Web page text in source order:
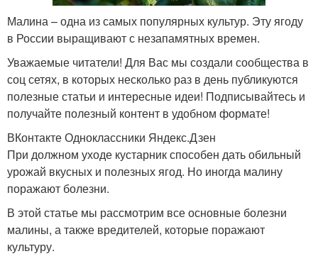
Малина – одна из самых популярных культур. Эту ягоду
в России выращивают с незапамятных времен.
Уважаемые читатели! Для Вас мы создали сообщества в
соц сетях, в которых несколько раз в день публикуются
полезные статьи и интересные идеи! Подписывайтесь и
получайте полезный контент в удобном формате!
ВКонтакте Одноклассники Яндекс.Дзен
При должном уходе кустарник способен дать обильный
урожай вкусных и полезных ягод. Но иногда малину
поражают болезни.
В этой статье мы рассмотрим все основные болезни
малины, а также вредителей, которые поражают
культуру.